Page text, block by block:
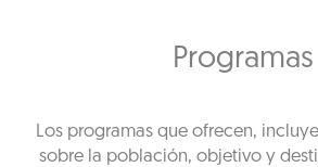
Programas
Los programas que ofrecen,
sobre la población, objetivo y